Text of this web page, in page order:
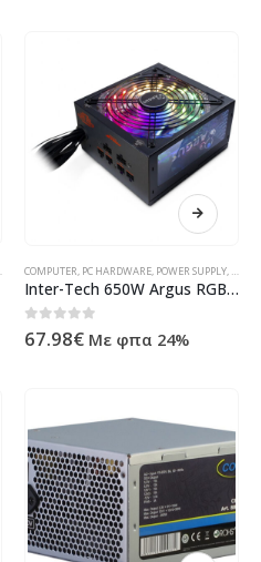
ΠΡΟΪΌΝΤΑ ΠΛΗΡΟΦΟΡΙΚΉΣ - ΚΙΝΗΤΉΣ ΤΗΛΕΦΩΝΊΑΣ -
COMPUTER PC HARDWARE POWER SUPPLY
Inter-Tech 650W Argus RGB-650W CM II 88882147
0out of 5
67.98€ Με φπα 24%